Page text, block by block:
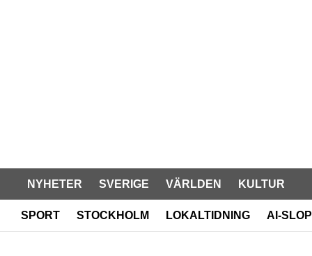
NYHETER SVERIGE VÄRLDEN KULTUR
SPORT STOCKHOLM LOKALTIDNING AI-SLOP